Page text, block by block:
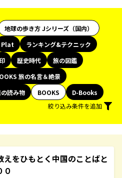
地球の歩き方 Jシリーズ（国内）
Plat
ランキング&テクニック
歴史時代
旅の図鑑
旅の名言＆絶景
読み物 BOOKS
D-Books
絞り込み条件を追加
えをひもとく中国のことばと
０